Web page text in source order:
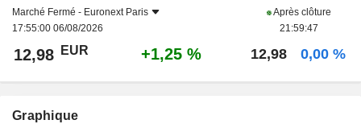
Marché Fermé - Euronext Paris
17:55:00 06/08/2026
Après clôture
21:59:47
12,98 EUR +1,25 % 12,98 0,00 %
Graphique